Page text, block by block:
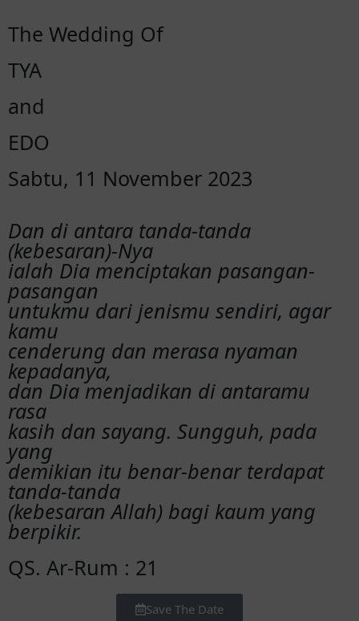
The Wedding Of
TYA
and
EDO
Sabtu, 11 November 2023
Dan di antara tanda-tanda
(kebesaran)-Nya
ialah Dia menciptakan pasangan-
pasangan
untukmu dari jenismu sendiri, agar
kamu
cenderung dan merasa nyaman
kepadanya,
dan Dia menjadikan di antaramu
rasa
kasih dan sayang. Sungguh, pada
yang
demikian itu benar-benar terdapat
tanda-tanda
(kebesaran Allah) bagi kaum yang
berpikir.
QS. Ar-Rum : 21
Save The Date